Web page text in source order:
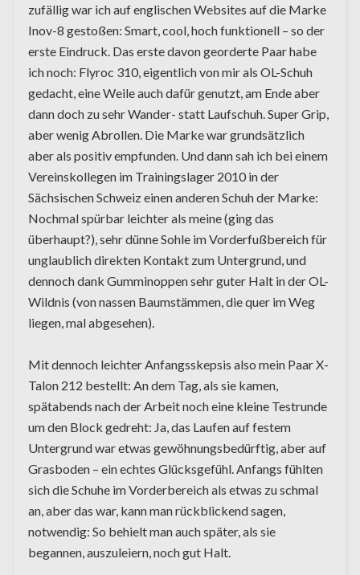
zufällig war ich auf englischen Websites auf die Marke
Inov-8 gestoßen: Smart, cool, hoch funktionell – so der
erste Eindruck. Das erste davon georderte Paar habe
ich noch: Flyroc 310, eigentlich von mir als OL-Schuh
gedacht, eine Weile auch dafür genutzt, am Ende aber
dann doch zu sehr Wander- statt Laufschuh. Super Grip,
aber wenig Abrollen. Die Marke war grundsätzlich
aber als positiv empfunden. Und dann sah ich bei einem
Vereinskollegen im Trainingslager 2010 in der
Sächsischen Schweiz einen anderen Schuh der Marke:
Nochmal spürbar leichter als meine (ging das
überhaupt?), sehr dünne Sohle im Vorderfußbereich für
unglaublich direkten Kontakt zum Untergrund, und
dennoch dank Gumminoppen sehr guter Halt in der OL-
Wildnis (von nassen Baumstämmen, die quer im Weg
liegen, mal abgesehen).
Mit dennoch leichter Anfangsskepsis also mein Paar X-
Talon 212 bestellt: An dem Tag, als sie kamen,
spätabends nach der Arbeit noch eine kleine Testrunde
um den Block gedreht: Ja, das Laufen auf festem
Untergrund war etwas gewöhnungsbedürftig, aber auf
Grasboden – ein echtes Glücksgefühl. Anfangs fühlten
sich die Schuhe im Vorderbereich als etwas zu schmal
an, aber das war, kann man rückblickend sagen,
notwendig: So behielt man auch später, als sie
begannen, auszuleiern, noch gut Halt.